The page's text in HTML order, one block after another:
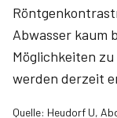
Abwasser kaum
Möglichkeiten
werden derzeit
Quelle: Heudorf U,